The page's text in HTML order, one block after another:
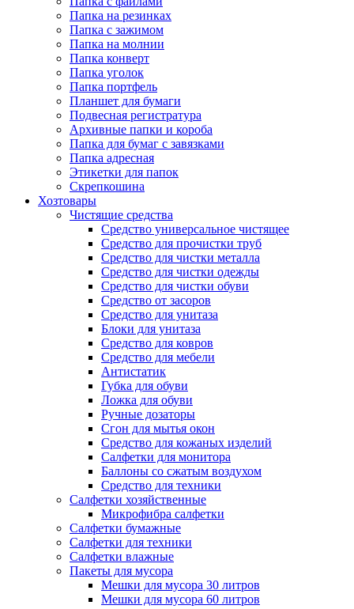
Папка на резинках
Папка с зажимом
Папка на молнии
Папка конверт
Папка уголок
Папка портфель
Планшет для бумаги
Подвесная регистратура
Архивные папки и короба
Папка для бумаг с завязками
Папка адресная
Этикетки для папок
Скрепкошина
Хозтовары
Чистящие средства
Средство универсальное чистящее
Средство для прочистки труб
Средство для чистки металла
Средство для чистки одежды
Средство для чистки обуви
Средство от засоров
Средство для унитаза
Блоки для унитаза
Средство для ковров
Средство для мебели
Антистатик
Губка для обуви
Ложка для обуви
Ручные дозаторы
Сгон для мытья окон
Средство для кожаных изделий
Салфетки для монитора
Баллоны со сжатым воздухом
Средство для техники
Салфетки хозяйственные
Микрофибра салфетки
Салфетки бумажные
Салфетки для техники
Салфетки влажные
Пакеты для мусора
Мешки для мусора 30 литров
Мешки для мусора 60 литров